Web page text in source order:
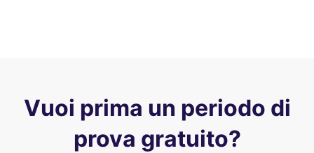
Vuoi prima un periodo di
prova gratuito?